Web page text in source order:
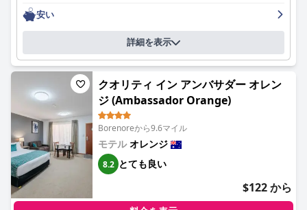
安い
詳細を表示
クオリティ イン アンバサダー オレン
ジ (Ambassador Orange)
Borenoreから9.6マイル
モテルオレンジ
8.2 とても良い
$122 から